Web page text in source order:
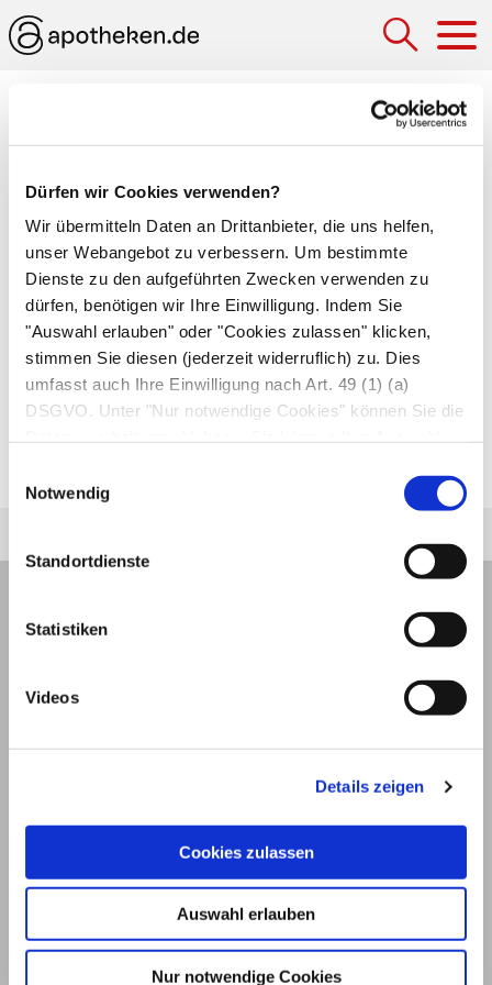
Dürfen wir Cookies verwenden?
Wir übermitteln Daten an Drittanbieter, die uns helfen,
unser Webangebot zu verbessern. Um bestimmte
Dienste zu den aufgeführten Zwecken verwenden zu
dürfen, benötigen wir Ihre Einwilligung. Indem Sie
"Auswahl erlauben" oder "Cookies zulassen" klicken,
stimmen Sie diesen (jederzeit widerruflich) zu. Dies
umfasst auch Ihre Einwilligung nach Art. 49 (1) (a)
DSGVO. Unter "Nur notwendige Cookies" können Sie die
Notwendig
Standortdienste
Statistiken
Videos
Details zeigen
Cookies zulassen
Auswahl erlauben
Nur notwendige Cookies
Röntgenaufnahme der seitlichen Zähne und des
angrenzenden Zahnhalteapparats. Der
verwendeteZahnfilmbesitzt Papierflügel, auf die
der Patient während der Aufnahme beißt. Eine
Bissflügelaufnahme ordnet der Zahnarzt an, um
Karies
und Erkrankungen des
Zahnhalteapparats im Seitenzahnbereich
© 2026
Datenschutz Privatsphäre